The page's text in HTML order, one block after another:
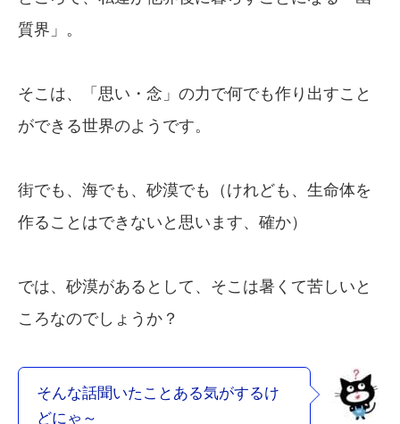
質界」。
そこは、「思い・念」の力で何でも作り出すこと
ができる世界のようです。
街でも、海でも、砂漠でも（けれども、生命体を
作ることはできないと思います、確か）
では、砂漠があるとして、そこは暑くて苦しいと
ころなのでしょうか？
そんな話聞いたことある気がするけ
どにゃ～